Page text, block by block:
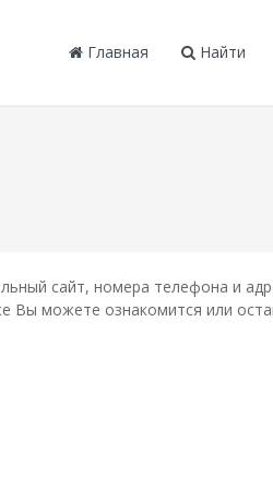
Главная Найти
сайт, номера телефона и
Вы можете ознакомится или